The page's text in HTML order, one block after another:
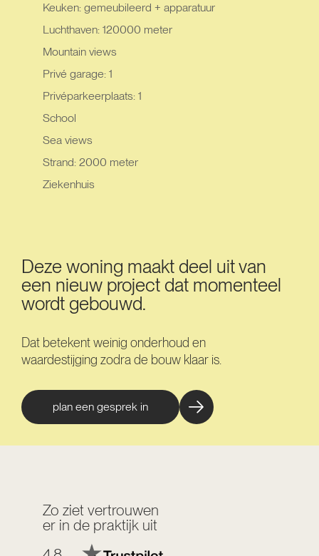
Keuken: gemeubileerd + apparatuur
Luchthaven: 120000 meter
Mountain views
Privé garage: 1
Privéparkeerplaats: 1
School
Sea views
Strand: 2000 meter
Ziekenhuis
Deze woning maakt deel uit van
een nieuw project dat momenteel
wordt gebouwd.
Dat betekent weinig onderhoud en
waardestijging zodra de bouw klaar is.
plan een gesprek in
Zo ziet vertrouwen
er in de praktijk uit